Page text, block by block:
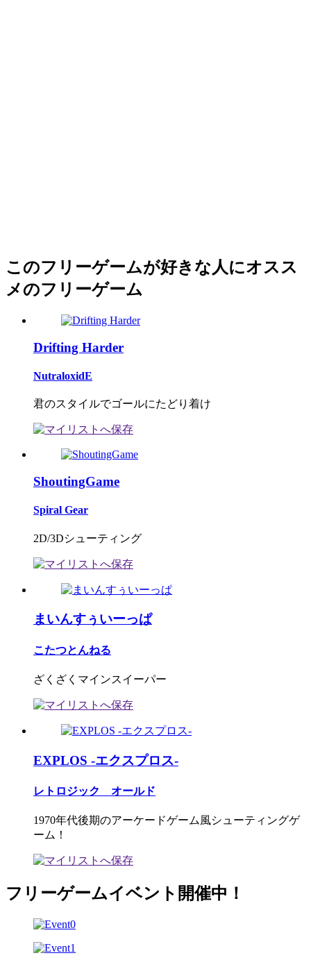
このフリーゲームが好きな人にオスス
メのフリーゲーム
Drifting Harder
NutraloxidE
君のスタイルでゴールにたどり着け
ShoutingGame
Spiral Gear
2D/3Dシューティング
まいんすぅいーっぱ
こたつとんねる
ざくざくマインスイーパー
EXPLOS -エクスプロス-
レトロジック オールド
1970年代後期のアーケードゲーム風シューティングゲ
ーム！
フリーゲームイベント開催中！